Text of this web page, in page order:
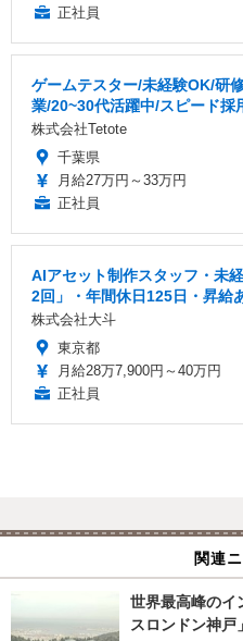
正社員
ゲームテスター/未経験OK/研
業/20~30代活躍中/スピード採
株式会社Tetote
千葉県
月給27万円～33万円
正社員
AIアセット制作スタッフ・未
2回」・年間休日125日・昇給
株式会社大斗
東京都
月給28万7,900円～40万円
正社員
関連
世界最高峰のイ
スロンドン神戸